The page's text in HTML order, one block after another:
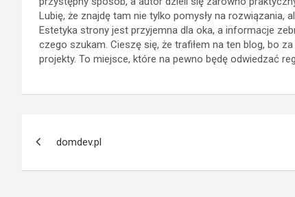
Lubię, że znajdę tam nie tylko pomysły na rozwiązania,
Estetyka strony jest przyjemna dla oka, a informacje
czego szukam. Cieszę się, że trafiłem na ten blog, bo
projekty. To miejsce, które na pewno będę odwiedzać
domdev.pl